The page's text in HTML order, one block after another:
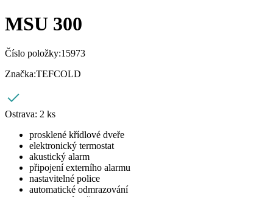
MSU 300
Číslo položky:15973
Značka:TEFCOLD
Ostrava: 2 ks
prosklené křídlové dveře
elektronický termostat
akustický alarm
připojení externího alarmu
nastavitelné police
automatické odmrazování